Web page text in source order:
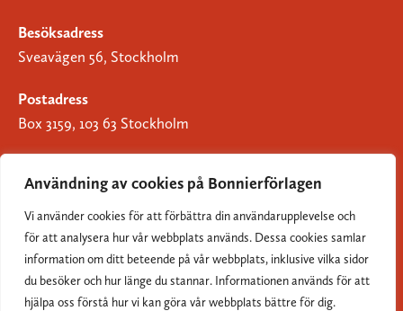
Användning av cookies på Bonnierförlagen
Vi använder cookies för att förbättra din användarupplevelse och
för att analysera hur vår webbplats används. Dessa cookies samlar
information om ditt beteende på vår webbplats, inklusive vilka sidor
du besöker och hur länge du stannar. Informationen används för att
hjälpa oss förstå hur vi kan göra vår webbplats bättre för dig.
Besöksadress
Sveavägen 56, Stockholm
Postadress
Box 3159, 103 63 Stockholm
Om Bonnierförlagen
Cookies
Integritetspolicy